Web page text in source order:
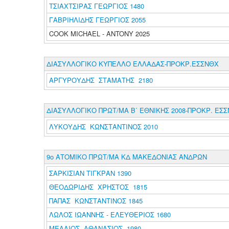
ΤΣΙΑΧΤΣΙΡΑΣ ΓΕΩΡΓΙΟΣ 1480
ΓΑΒΡΙΗΛΙΔΗΣ ΓΕΩΡΓΙΟΣ 2055
COOK MICHAEL - ANTONY 2025
ΔΙΑΣΥΛΛΟΓΙΚΟ ΚΥΠΕΛΛΟ ΕΛΛΑΔΑΣ-ΠΡΟΚΡ.ΕΣΣΝΘΧ
ΑΡΓΥΡΟΥΔΗΣ ΣΤΑΜΑΤΗΣ 2180
ΔΙΑΣΥΛΛΟΓΙΚΟ ΠΡΩΤ/ΜΑ Β΄ ΕΘΝΙΚΗΣ 2008-ΠΡΟΚΡ.
ΛΥΚΟΥΔΗΣ ΚΩΝΣΤΑΝΤΙΝΟΣ 2010
9ο ΑΤΟΜΙΚΟ ΠΡΩΤ/ΜΑ ΚΔ ΜΑΚΕΔΟΝΙΑΣ ΑΝΔΡΩΝ
ΣΑΡΚΙΣΙΑΝ ΤΙΓΚΡΑΝ 1390
ΘΕΟΔΩΡΙΔΗΣ ΧΡΗΣΤΟΣ 1815
ΠΑΠΑΣ ΚΩΝΣΤΑΝΤΙΝΟΣ 1845
ΛΩΛΟΣ ΙΩΑΝΝΗΣ - ΕΛΕΥΘΕΡΙΟΣ 1680